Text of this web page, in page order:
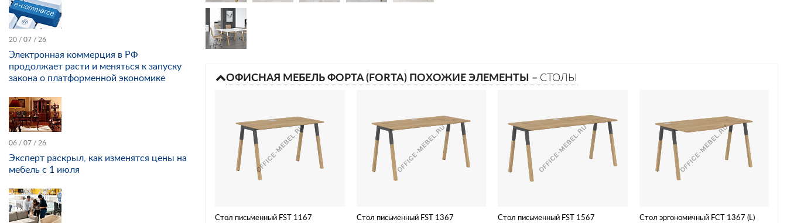
ОФИСНАЯ МЕБЕЛЬ ФОРТА (FORTA) ПОХОЖИЕ ЭЛЕМЕНТЫ – СТОЛЫ
Стол письменный FST 1167 Стол письменный FST 1367 Стол письменный FST 1567 Стол эргономичный FCT 1367 (L)
20 / 07 / 26
Электронная коммерция в РФ
продолжает расти и меняться к запуску
закона о платформенной экономике
06 / 07 / 26
Эксперт раскрыл, как изменятся цены на
мебель с 1 июля